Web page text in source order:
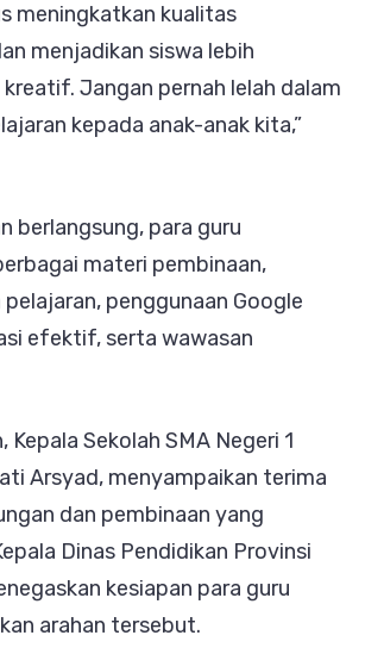
meningkatkan kualitas
menjadikan siswa lebih
Jangan pernah lelah dalam
kepada anak-anak kita,”
berlangsung, para guru
materi pembinaan,
penggunaan Google
efektif, serta wawasan
Kepala Sekolah SMA Negeri 1
Arsyad, menyampaikan terima
dan pembinaan yang
Dinas Pendidikan Provinsi
kesiapan para guru
arahan tersebut.